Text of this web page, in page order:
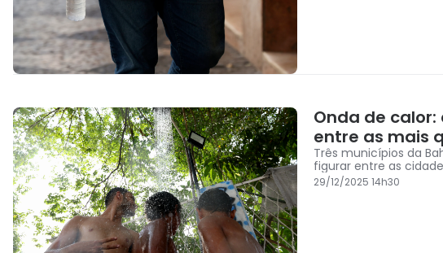
Onda de
entre as mais
Três municípios da
figurar entre as
29/12/2025 14h30